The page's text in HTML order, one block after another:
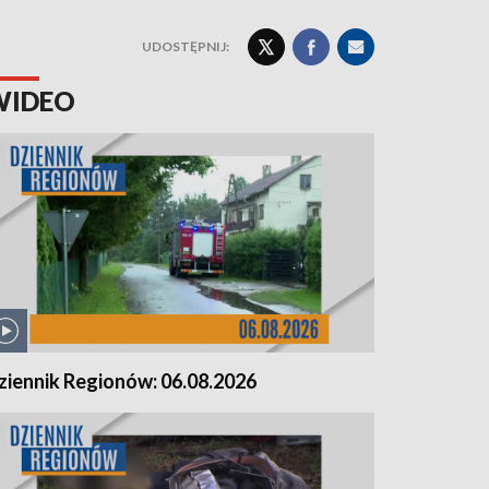
UDOSTĘPNIJ:
Regionów: 06.08.2026